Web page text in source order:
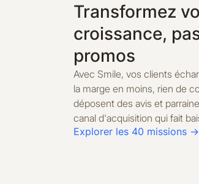
Transformez
croissance,
promos
Avec Smile, vos clients
la marge en moins, rien de
déposent des avis et
canal d'acquisition qui fait
Explorer les 40 missions →